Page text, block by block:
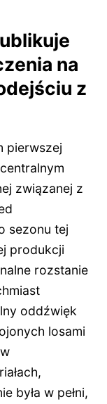
na
z
pierwszej
związanej z
sezonu tej
produkcji
rozstanie
oddźwięk
losami
była w pełni,